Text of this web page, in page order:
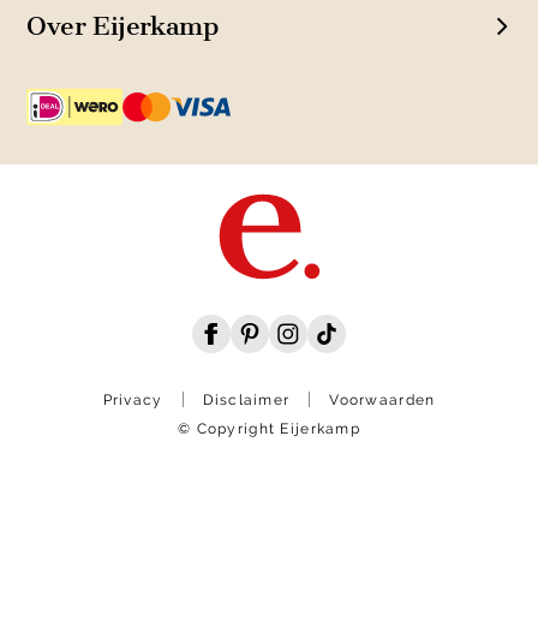
Over Eijerkamp
Privacy Disclaimer
Voorwaarden
© Copyright Eijerkamp